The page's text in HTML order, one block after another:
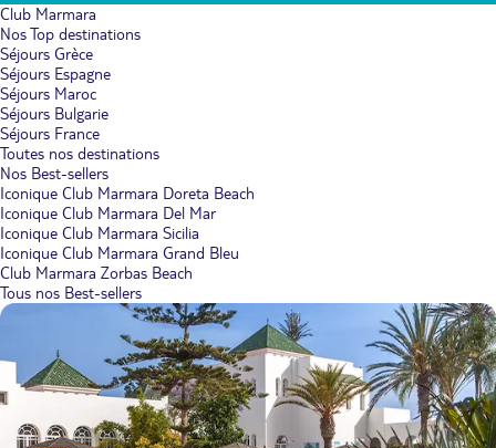
Club Marmara
Nos Top destinations
Séjours Grèce
Séjours Espagne
Séjours Maroc
Séjours Bulgarie
Séjours France
Toutes nos destinations
Nos Best-sellers
Iconique Club Marmara Doreta Beach
Iconique Club Marmara Del Mar
Iconique Club Marmara Sicilia
Iconique Club Marmara Grand Bleu
Club Marmara Zorbas Beach
Tous nos Best-sellers